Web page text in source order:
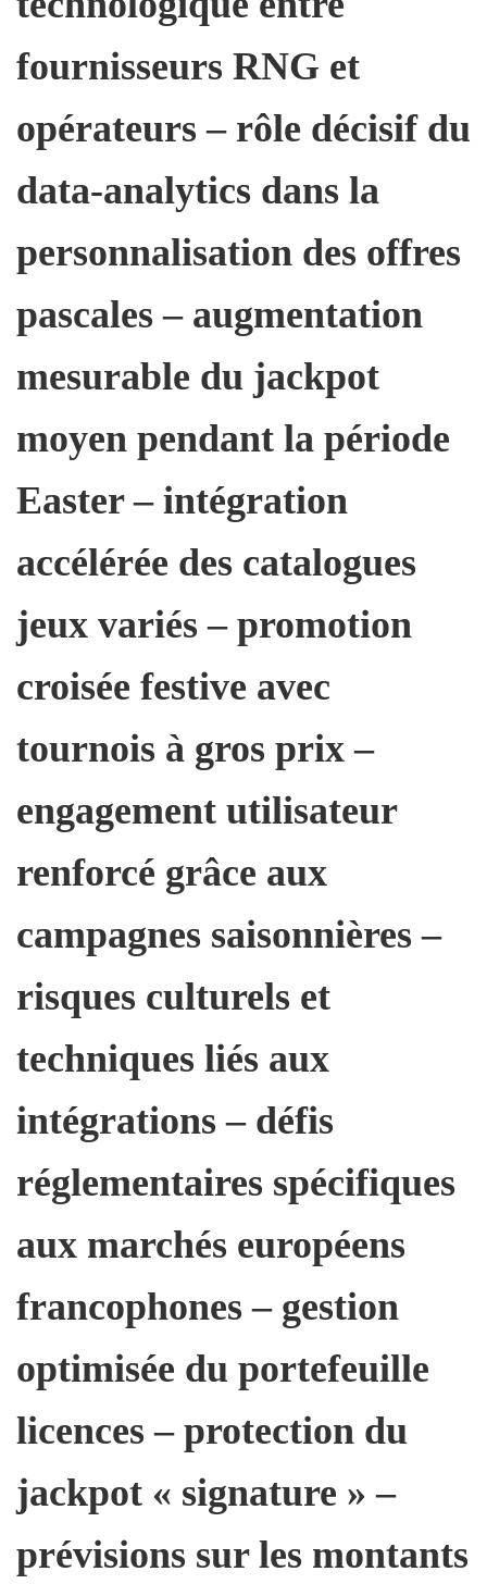
fournisseurs RNG et
opérateurs – rôle décisif du
data‑analytics dans la
personnalisation des offres
pascales – augmentation
mesurable du jackpot
moyen pendant la période
Easter – intégration
accélérée des catalogues
jeux variés – promotion
croisée festive avec
tournois à gros prix –
engagement utilisateur
renforcé grâce aux
campagnes saisonnières –
risques culturels et
techniques liés aux
intégrations – défis
réglementaires spécifiques
aux marchés européens
francophones – gestion
optimisée du portefeuille
licences – protection du
jackpot « signature » –
prévisions sur les montants